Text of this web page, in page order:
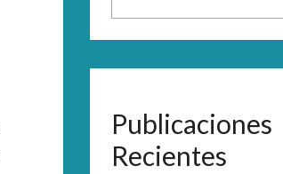
Publicaciones
Recientes